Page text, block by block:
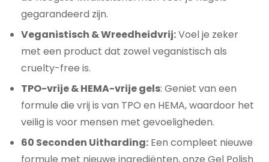
gegarandeerd zijn.
Veganistisch & Wreedheidvrij:Voel je zeker
met een product dat zowel veganistisch als
cruelty-free is.
TPO-vrije & HEMA-vrije gels: Geniet van een
formule die vrij is van TPO en HEMA, waardoor het
veilig is voor mensen met gevoeligheden.
60 Seconden Uitharding: Een compleet nieuwe
formule met nieuwe ingrediënten, onze Gel Polish